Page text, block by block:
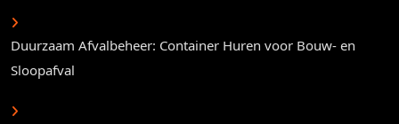
Duurzaam Afvalbeheer: Container Huren voor Bouw- en
Sloopafval